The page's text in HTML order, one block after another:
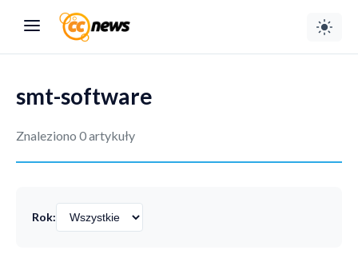
smt-software
Znaleziono 0 artykuły
Rok: